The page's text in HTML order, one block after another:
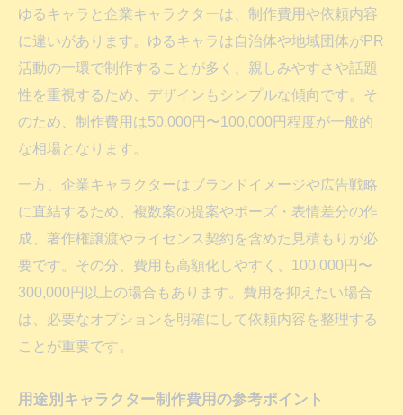
ゆるキャラと企業キャラクターは、制作費用や依頼内容
に違いがあります。ゆるキャラは自治体や地域団体がPR
活動の一環で制作することが多く、親しみやすさや話題
性を重視するため、デザインもシンプルな傾向です。そ
のため、制作費用は50,000円〜100,000円程度が一般的
な相場となります。
一方、企業キャラクターはブランドイメージや広告戦略
に直結するため、複数案の提案やポーズ・表情差分の作
成、著作権譲渡やライセンス契約を含めた見積もりが必
要です。その分、費用も高額化しやすく、100,000円〜
300,000円以上の場合もあります。費用を抑えたい場合
は、必要なオプションを明確にして依頼内容を整理する
ことが重要です。
用途別キャラクター制作費用の参考ポイント